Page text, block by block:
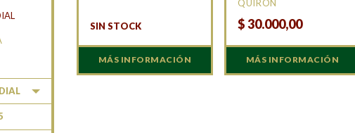
SIN STOCK
MÁS INFORMACIÓN
QUIRON
$30.000,00
MÁS INFORMACIÓN